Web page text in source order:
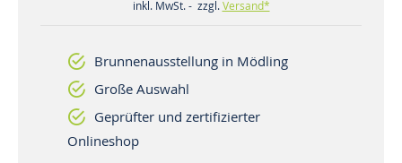
inkl. MwSt. - zzgl.Versand*
Brunnenausstellung in Mödling
Große Auswahl
Geprüfter und zertifizierter
Onlineshop